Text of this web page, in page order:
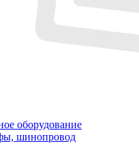
оборудование
шинопровод